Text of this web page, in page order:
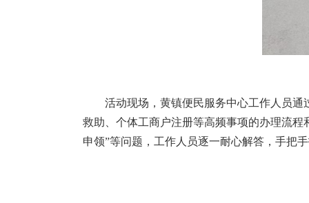
活动现场，黄镇便民服务中心工作人员
救助、个体工商户注册等高频事项的办理流程
申领”等问题，工作人员逐一耐心解答，手把